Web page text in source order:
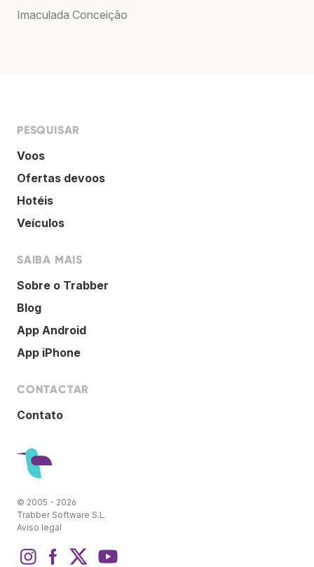
Imaculada Conceição
PESQUISAR
Voos
Ofertas devoos
Hotéis
Veículos
SAIBA MAIS
Sobre o Trabber
Blog
App Android
App iPhone
CONTACTAR
Contato
© 2005 - 2026
Trabber Software S.L.
Aviso legal